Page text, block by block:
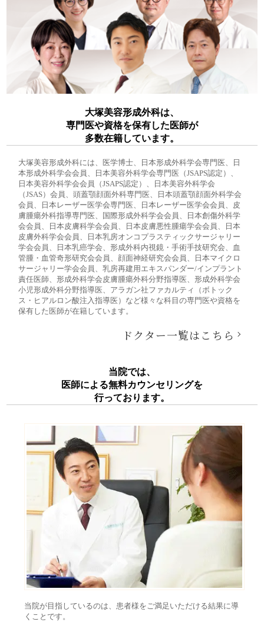
大塚美容形成外科は、
専門医や資格を保有した医師が
多数在籍しています。
大塚美容形成外科には、医学博士、日本形成外科学会専門医、日
本形成外科学会会員、日本美容外科学会専門医（JSAPS認定）、
日本美容外科学会会員（JSAPS認定）、日本美容外科学会
（JSAS）会員、頭蓋顎顔面外科専門医、日本頭蓋顎顔面外科学会
会員、日本レーザー医学会専門医、日本レーザー医学会会員、皮
膚腫瘍外科指導専門医、国際形成外科学会会員、日本創傷外科学
会会員、日本皮膚科学会会員、日本皮膚悪性腫瘍学会会員、日本
皮膚外科学会会員、日本乳房オンコプラスティックサージャリー
学会会員、日本乳癌学会、形成外科内視鏡・手術手技研究会、血
管腫・血管奇形研究会会員、顔面神経研究会会員、日本マイクロ
サージャリー学会会員、乳房再建用エキスパンダー/インプラント
責任医師、形成外科学会皮膚腫瘍外科分野指導医、形成外科学会
小児形成外科分野指導医、アラガン社ファカルティ（ボトック
ス・ヒアルロン酸注入指導医）など様々な科目の専門医や資格を
保有した医師が在籍しています。
ドクター一覧はこちら
当院では、
医師による無料カウンセリングを
行っております。
当院が目指しているのは、患者様をご満足いただける結果に導
くことです。